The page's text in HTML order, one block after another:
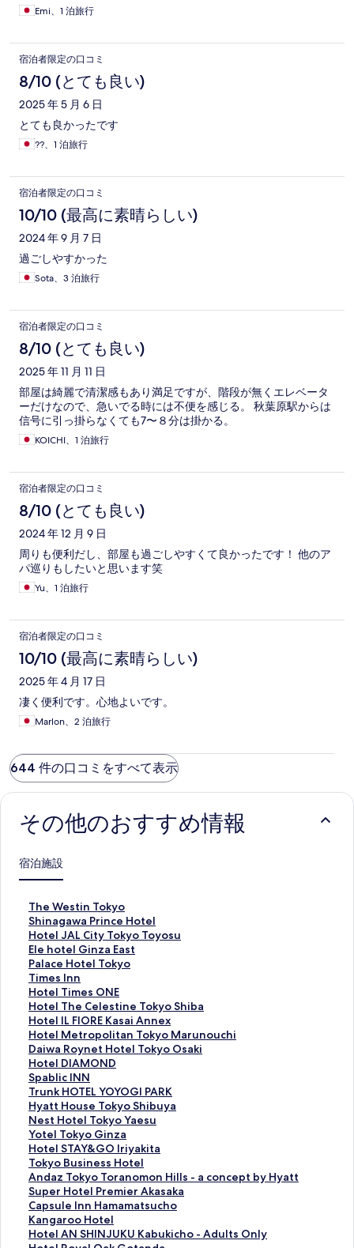
Emi、1 泊旅行
宿泊者限定の口コミ
8/10 (とても良い)
2025 年 5 月 6 日
とても良かったです
??、1 泊旅行
宿泊者限定の口コミ
10/10 (最高に素晴らしい)
2024 年 9 月 7 日
過ごしやすかった
Sota、3 泊旅行
宿泊者限定の口コミ
8/10 (とても良い)
2025 年 11 月 11 日
部屋は綺麗で清潔感もあり満足ですが、階段が無くエレベータ
ーだけなので、急いでる時には不便を感じる。 秋葉原駅からは
信号に引っ掛らなくても7〜８分は掛かる。
KOICHI、1 泊旅行
宿泊者限定の口コミ
8/10 (とても良い)
2024 年 12 月 9 日
周りも便利だし、部屋も過ごしやすくて良かったです！ 他のア
パ巡りもしたいと思います笑
Yu、1 泊旅行
宿泊者限定の口コミ
10/10 (最高に素晴らしい)
2025 年 4 月 17 日
凄く便利です。心地よいです。
Marlon、2 泊旅行
644 件の口コミをすべて表示
その他のおすすめ情報
宿泊施設
The Westin Tokyo
T
h
e
W
e
s
t
i
n
T
o
k
y
o
の
ペ
ー
ジ
を
開
く
リ
ン
ク
Shinagawa Prince Hotel
S
h
i
n
a
g
a
w
a
P
r
i
n
c
e
H
o
t
e
l
の
ペ
ー
Hotel JAL City Tokyo Toyosu
H
o
t
e
l
J
A
L
C
i
t
y
T
o
k
y
o
T
o
y
o
s
Ele hotel Ginza East
E
l
e
h
o
t
e
l
G
i
n
z
a
E
a
s
t
の
ペ
ー
ジ
Palace Hotel Tokyo
P
a
l
a
c
e
H
o
t
e
l
T
o
k
y
o
の
ペ
ー
ジ
Times Inn
T
i
m
e
s
I
n
n
の
ペ
ー
ジ
を
開
く
リ
ン
ク
Hotel Times ONE
H
o
t
e
l
T
i
m
e
s
O
N
E
の
ペ
ー
ジ
を
Hotel The Celestine Tokyo Shiba
H
o
t
e
l
T
h
e
C
e
l
e
s
t
i
n
e
Hotel IL FIORE Kasai Annex
H
o
t
e
l
I
L
F
I
O
R
E
K
a
s
a
Hotel Metropolitan Tokyo Marunouchi
H
o
t
e
l
M
e
t
r
o
p
o
l
i
t
Daiwa Roynet Hotel Tokyo Osaki
D
a
i
w
a
R
o
y
n
e
t
H
o
t
Hotel DIAMOND
H
o
t
e
l
D
I
A
M
O
N
D
の
Spablic INN
S
p
a
b
l
i
c
I
N
N
の
ペ
Trunk HOTEL YOYOGI PARK
T
r
u
n
k
H
O
T
E
L
Y
Hyatt House Tokyo Shibuya
H
y
a
t
t
H
o
u
s
e
Nest Hotel Tokyo Yaesu
N
e
s
t
H
o
t
e
l
Yotel Tokyo Ginza
Y
o
t
e
l
T
o
k
Hotel STAY&GO Iriyakita
H
o
t
e
l
S
T
Tokyo Business Hotel
T
o
k
y
o
B
Andaz Tokyo Toranomon Hills - a concept by Hyatt
A
n
d
a
z
Super Hotel Premier Akasaka
S
u
p
e
Capsule Inn Hamamatsucho
C
a
p
Kangaroo Hotel
K
a
Hotel AN SHINJUKU Kabukicho - Adults Only
H